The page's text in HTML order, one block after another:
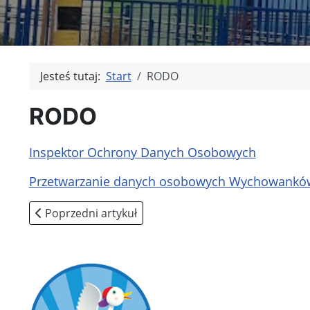
Jesteś tutaj: Start RODO
RODO
Inspektor Ochrony Danych Osobowych
Przetwarzanie danych osobowych
Poprzedni artykuł: test
Poprzedni artykuł